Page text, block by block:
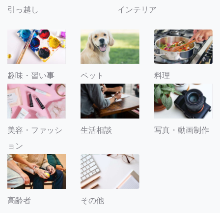
引っ越し インテリア
趣味・習い事 ペット 料理
美容・ファッシ
ョン
生活相談 写真・動画制作
高齢者 その他